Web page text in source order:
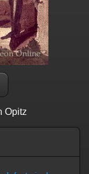
Opitz